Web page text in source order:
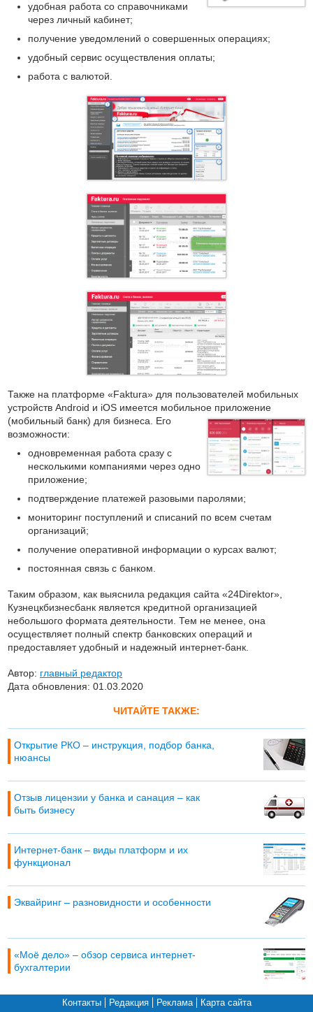
удобная работа со справочниками
через личный кабинет;
получение уведомлений о совершенных операциях;
удобный сервис осуществления оплаты;
работа с валютой.
Также на платформе «Faktura» для пользователей мобильных
устройств Android и iOS имеется мобильное приложение
(мобильный банк) для бизнеса. Его
возможности:
одновременная работа сразу с
несколькими компаниями через одно
приложение;
подтверждение платежей разовыми паролями;
мониторинг поступлений и списаний по всем счетам
организаций;
получение оперативной информации о курсах валют;
постоянная связь с банком.
Таким образом, как выяснила редакция сайта «24Direktor»,
Кузнецкбизнесбанк является кредитной организацией
небольшого формата деятельности. Тем не менее, она
осуществляет полный спектр банковских операций и
предоставляет удобный и надежный интернет-банк.
Автор: главный редактор
Дата обновления: 01.03.2020
ЧИТАЙТЕ ТАКЖЕ:
Открытие РКО – инструкция, подбор банка,
нюансы
Отзыв лицензии у банка и санация – как
быть бизнесу
Интернет-банк – виды платформ и их
функционал
Эквайринг – разновидности и особенности
«Моё дело» – обзор сервиса интернет-
бухгалтерии
Контакты Редакция Реклама Карта сайта